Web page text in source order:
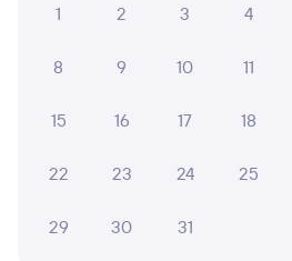
1
2 3 4
8 9 10 11
15 16 17 18
22 23 24 25
29 30 31